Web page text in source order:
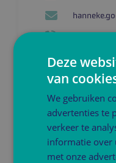
Dit is jouw
Deze
van
We gebruiken
advertenties te
verkeer te
informatie over
met onze